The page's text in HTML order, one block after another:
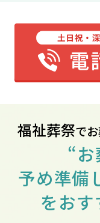
福祉葬祭で
“
予め準備
をお